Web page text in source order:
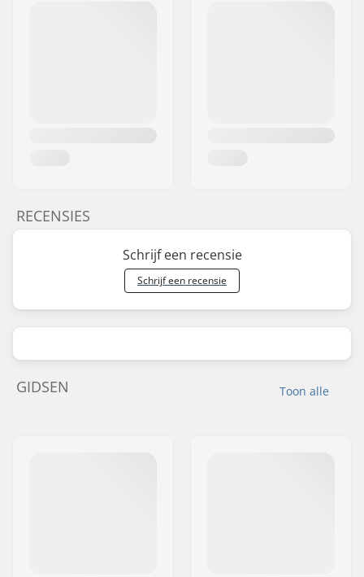
RECENSIES
Schrijf een recensie
Schrijf een recensie
Toon alle
GIDSEN